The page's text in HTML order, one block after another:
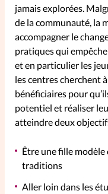
jamais explorées.
de la communauté, la
accompagner le
pratiques qui
et en particulier les
les centres cherchent
bénéficiaires pour
potentiel et réaliser
atteindre deux
Être une fille modèle
traditions
Aller loin dans les